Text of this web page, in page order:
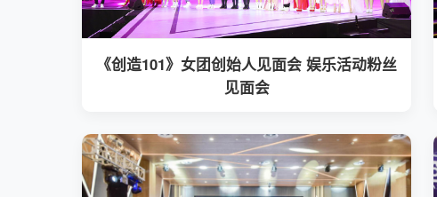
《创造101》女团创始人见面会 娱乐活动粉丝
见面会